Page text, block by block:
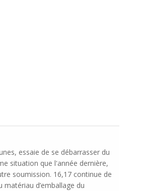
essaie de se débarrasser du
situation que l'année dernière,
soumission. 16,17 continue de
matériau d’emballage du